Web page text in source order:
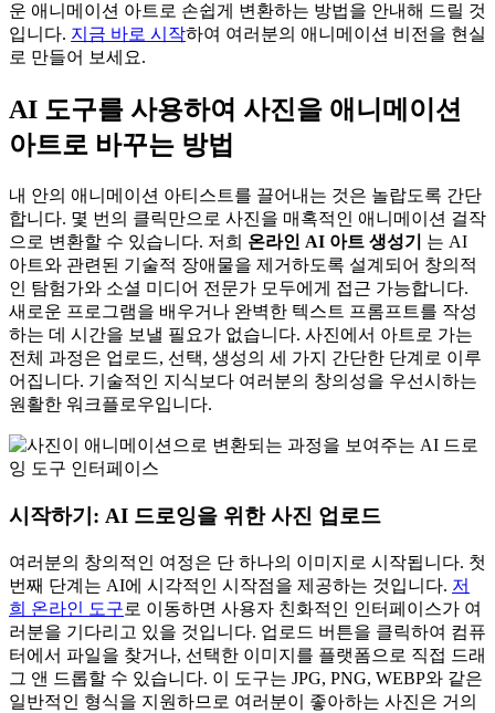
운 애니메이션 아트로 손쉽게 변환하는 방법을 안내해 드릴 것
입니다. 지금 바로 시작하여 여러분의 애니메이션 비전을 현실
로 만들어 보세요.
AI 도구를 사용하여 사진을 애니메이션
아트로 바꾸는 방법
내 안의 애니메이션 아티스트를 끌어내는 것은 놀랍도록 간단
합니다. 몇 번의 클릭만으로 사진을 매혹적인 애니메이션 걸작
으로 변환할 수 있습니다. 저희 온라인 AI 아트 생성기
는 AI
아트와 관련된 기술적 장애물을 제거하도록 설계되어 창의적
인 탐험가와 소셜 미디어 전문가 모두에게 접근 가능합니다.
새로운 프로그램을 배우거나 완벽한 텍스트 프롬프트를 작성
하는 데 시간을 보낼 필요가 없습니다. 사진에서 아트로 가는
전체 과정은 업로드, 선택, 생성의 세 가지 간단한 단계로 이루
어집니다. 기술적인 지식보다 여러분의 창의성을 우선시하는
원활한 워크플로우입니다.
시작하기: AI 드로잉을 위한 사진 업로드
여러분의 창의적인 여정은 단 하나의 이미지로 시작됩니다. 첫
번째 단계는 AI에 시각적인 시작점을 제공하는 것입니다. 저
희 온라인 도구로 이동하면 사용자 친화적인 인터페이스가 여
러분을 기다리고 있을 것입니다. 업로드 버튼을 클릭하여 컴퓨
터에서 파일을 찾거나, 선택한 이미지를 플랫폼으로 직접 드래
그 앤 드롭할 수 있습니다. 이 도구는 JPG, PNG, WEBP와 같은
일반적인 형식을 지원하므로 여러분이 좋아하는 사진은 거의